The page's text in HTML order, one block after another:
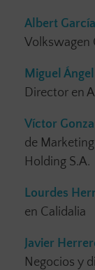
Albert García
Volkswagen
Miguel
Director en
Víctor
de
Holding S.A.
Lourdes
en Calidalia
Javier
Negocios y